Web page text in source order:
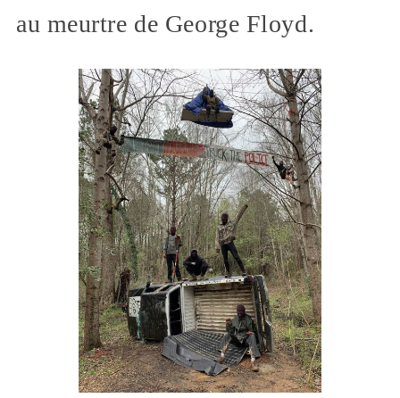
au meurtre de George Floyd.